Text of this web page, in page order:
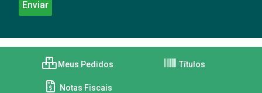
Meus Pedidos Títulos
Notas Fiscais